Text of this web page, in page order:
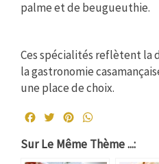
palme et de beugueuthie.
Ces spécialités reflètent la
la gastronomie
une place de choix.
FacebookTwitterPinterest
Sur Le Même Thème ...: